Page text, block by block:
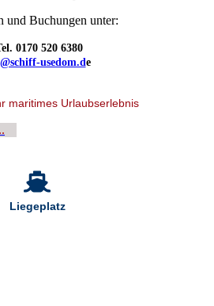
und Buchungen unter:
0170 520 6380
usedom.de
maritimes Urlaubserlebnis
Liegeplatz